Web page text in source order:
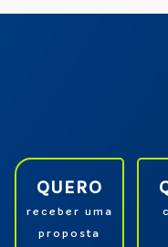
QUERO
receber uma
proposta